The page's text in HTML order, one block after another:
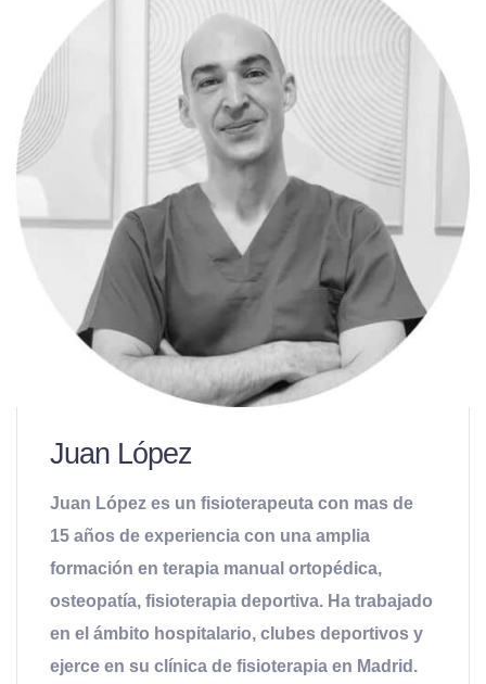
Juan López
Juan López es un fisioterapeuta con mas de
15 años de experiencia con una amplia
formación en terapia manual ortopédica,
osteopatía, fisioterapia deportiva. Ha trabajado
en el ámbito hospitalario, clubes deportivos y
ejerce en su clínica de fisioterapia en Madrid.